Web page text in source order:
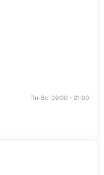
Пн-Вс: 09:00 - 21:00